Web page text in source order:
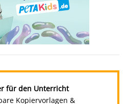
für den Unterricht
Kopiervorlagen &